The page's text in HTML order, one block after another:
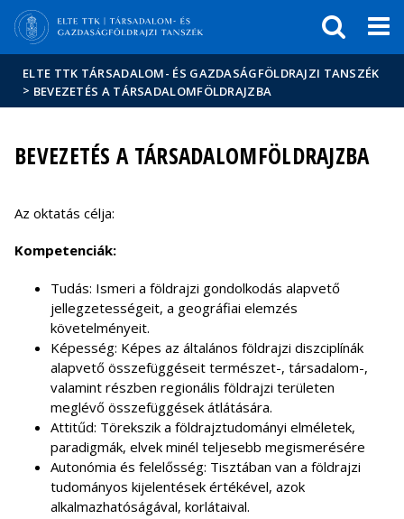
Hírek
Események
ELTE a
sajtóban
ELTE TTK TÁRSADALOM- ÉS GAZDASÁGFÖLDRAJZI TANSZÉK
> BEVEZETÉS A TÁRSADALOMFÖLDRAJZBA
BEVEZETÉS A TÁRSADALOMFÖLDRAJZBA
Az oktatás célja:
Kompetenciák:
Tudás: Ismeri a földrajzi gondolkodás alapvető
jellegzetességeit, a geográfiai elemzés
követelményeit.
Képesség: Képes az általános földrajzi diszciplínák
alapvető összefüggéseit természet-, társadalom-,
valamint részben regionális földrajzi területen
meglévő összefüggések átlátására.
Attitűd: Törekszik a földrajztudományi elméletek,
paradigmák, elvek minél teljesebb megismerésére
Autonómia és felelősség: Tisztában van a földrajzi
tudományos kijelentések értékével, azok
alkalmazhatóságával, korlátaival.